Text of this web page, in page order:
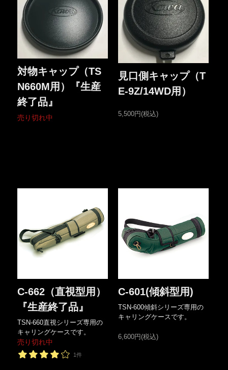
対物キャップ（TS
N660M用）『生産
終了品』
売り切れ中
見口側キャップ（T
E-9Z/14WD用）
5,500円(税込)
C-662（直視型用）
『生産終了品』
TSN-660直視シリーズ専用の
キャリングケースです。
売り切れ中
1件
C-601(傾斜型用)
TSN-600傾斜シリーズ専用の
キャリングケースです。
6,600円(税込)